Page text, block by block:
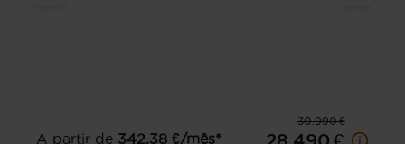
30.990 €
A partir de 342,38 €/mês*